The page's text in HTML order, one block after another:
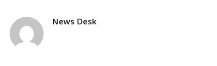
News Desk